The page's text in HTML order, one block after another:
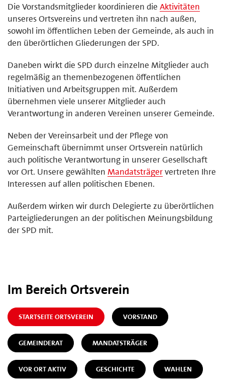
Die Vorstandsmitglieder koordinieren die Aktivitäten
unseres Ortsvereins und vertreten ihn nach außen,
sowohl im öffentlichen Leben der Gemeinde, als auch in
den überörtlichen Gliederungen der SPD.
Daneben wirkt die SPD durch einzelne Mitglieder auch
regelmäßig an themenbezogenen öffentlichen
Initiativen und Arbeitsgruppen mit. Außerdem
übernehmen viele unserer Mitglieder auch
Verantwortung in anderen Vereinen unserer Gemeinde.
Neben der Vereinsarbeit und der Pflege von
Gemeinschaft übernimmt unser Ortsverein natürlich
auch politische Verantwortung in unserer Gesellschaft
vor Ort. Unsere gewählten Mandatsträgervertreten Ihre
Interessen auf allen politischen Ebenen.
Außerdem wirken wir durch Delegierte zu überörtlichen
Parteigliederungen an der politischen Meinungsbildung
der SPD mit.
Im Bereich Ortsverein
STARTSEITE ORTSVEREIN VORSTAND
GEMEINDERAT MANDATSTRÄGER
VOR ORT AKTIV GESCHICHTE WAHLEN